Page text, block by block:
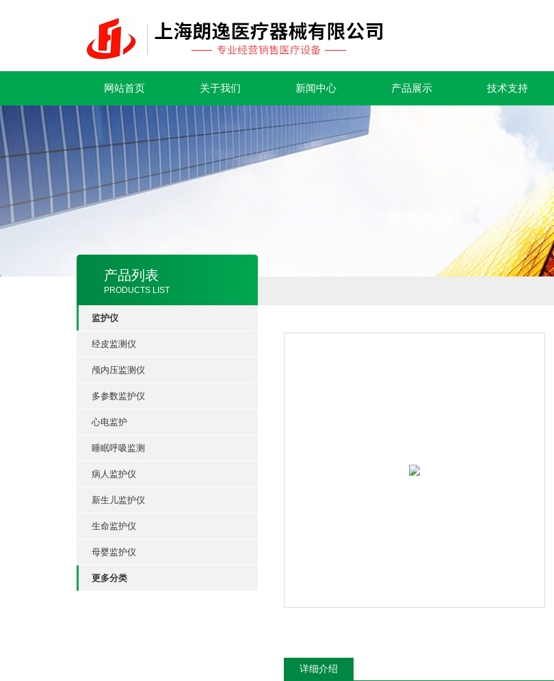
网站首页 关于我们 新闻中心 产品展示 技术支持
产品列表
PRODUCTS LIST
监护仪
经皮监测仪
颅内压监测仪
多参数监护仪
心电监护
睡眠呼吸监测
病人监护仪
新生儿监护仪
生命监护仪
母婴监护仪
更多分类
详细介绍